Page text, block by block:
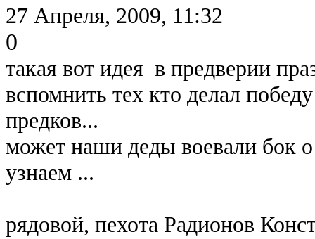
27 Апреля, 2009, 11:32
0
такая вот идея в предверии
вспомнить тех кто делал
предков...
может наши деды воевали бок
узнаем ...
рядовой, пехота Радионов